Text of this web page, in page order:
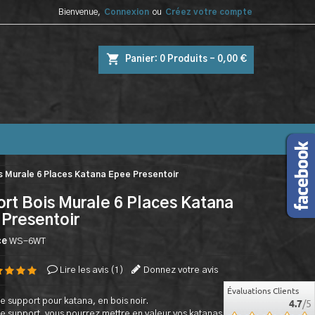
Bienvenue, Connexion ou Créez votre compte
shopping_cart Panier: 0 Produits - 0,00 €
Murale 6 Places Katana Epee Presentoir
Bois Murale 6 Places Katana
Presentoir
WS-6WT
Lire les avis ( 1 ) Donnez votre avis
support pour katana, en bois noir.
Évaluations Clients
4.7/5